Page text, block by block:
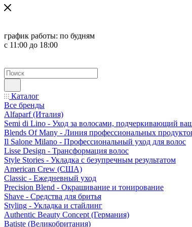
график работы: по будням
с 11:00 до 18:00
Каталог
Все бренды
Alfaparf (Италия)
Semi di Lino - Уход за волосами, подчеркивающий
Blends Of Many - Линия профессиональных
Il Salone Milano - Профессиональный уход для волос
Lisse Design - Трансформация волос
Style Stories - Укладка с безупречным результатом
American Crew (США)
Classic - Ежедневный уход
Precision Blend - Окрашивание и тонирование
Shave - Средства для бритья
Styling - Укладка и стайлинг
Authentic Beauty Concept (Германия)
Batiste (Великобритания)